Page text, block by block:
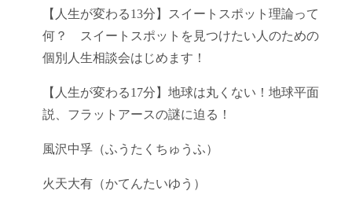
【人生が変わる13分】スイートスポット理論って
何？ スイートスポットを見つけたい人のための
個別人生相談会はじめます！
【人生が変わる17分】地球は丸くない！地球平面
説、フラットアースの謎に迫る！
風沢中孚（ふうたくちゅうふ）
火天大有（かてんたいゆう）